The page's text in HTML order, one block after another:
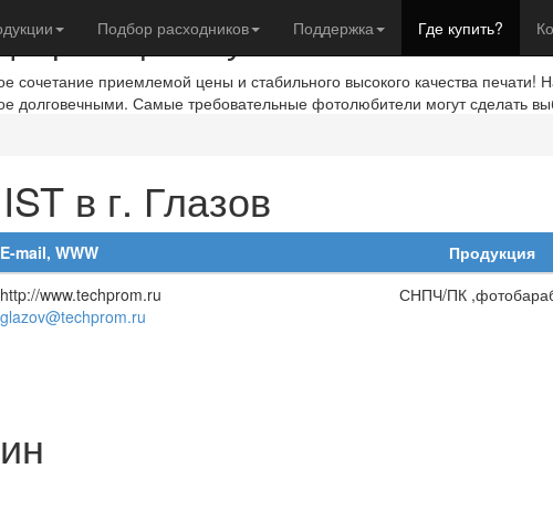
Подбор расходников Поддержка Где купить?
с фотобумагой IST
сочетание приемлемой цены и стабильного высокого качества
долговечными. Самые требовательные фотолюбители могут сделать
в г. Глазов
E-mail, WWW Продукция
http://www.techprom.ru
glazov@techprom.ru
СНПЧ/ПК